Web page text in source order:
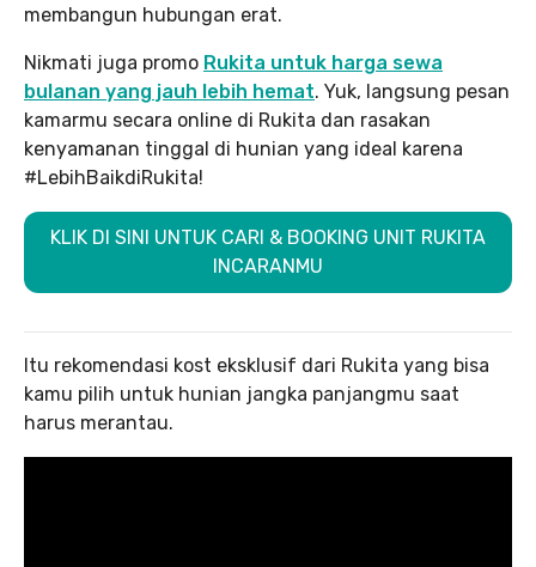
membangun hubungan erat.
Nikmati juga promo Rukita untuk harga sewa
bulanan yang jauh lebih hemat. Yuk, langsung pesan
kamarmu secara online di Rukita dan rasakan
kenyamanan tinggal di hunian yang ideal karena
#LebihBaikdiRukita!
KLIK DI SINI UNTUK CARI & BOOKING UNIT RUKITA
INCARANMU
Itu rekomendasi kost eksklusif dari Rukita yang bisa
kamu pilih untuk hunian jangka panjangmu saat
harus merantau.